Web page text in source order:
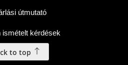
útmutató
ismételt kérdések
to top